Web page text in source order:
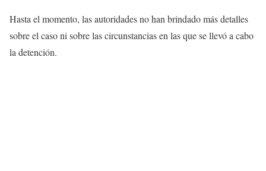
Hasta el momento, las autoridades no han brindado más detalles
sobre el caso ni sobre las circunstancias en las que se llevó a cabo
la detención.